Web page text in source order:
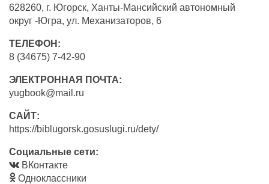
628260, г. Югорск, Ханты-Мансийский автономный
округ -Югра, ул. Механизаторов, 6
ТЕЛЕФОН:
8 (34675) 7-42-90
ЭЛЕКТРОННАЯ ПОЧТА:
yugbook@mail.ru
САЙТ:
https://biblugorsk.gosuslugi.ru/dety/
Социальные сети:
ВКонтакте
Одноклассники